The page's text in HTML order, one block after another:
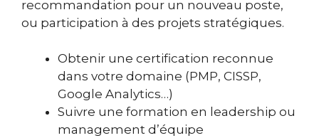
recommandation pour un nouveau poste,
ou participation à des projets stratégiques.
Obtenir une certification reconnue
dans votre domaine (PMP, CISSP,
Google Analytics…)
Suivre une formation en leadership ou
management d’équipe